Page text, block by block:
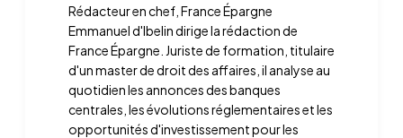
Rédacteur en chef, France Épargne
Emmanuel d'Ibelin dirige la rédaction de
France Épargne. Juriste de formation, titulaire
d'un master de droit des affaires, il analyse au
quotidien les annonces des banques
centrales, les évolutions réglementaires et les
opportunités d'investissement pour les